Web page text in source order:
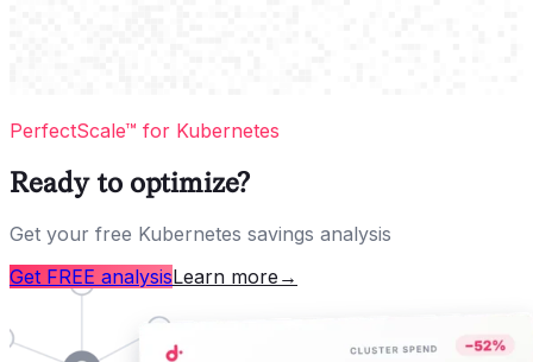
PerfectScale™ for Kubernetes
Ready to optimize?
Get your free Kubernetes savings analysis
Get FREE analysisLearn more →